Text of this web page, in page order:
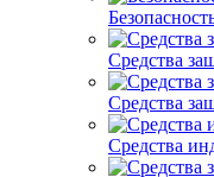
Средства
Средства
Средства